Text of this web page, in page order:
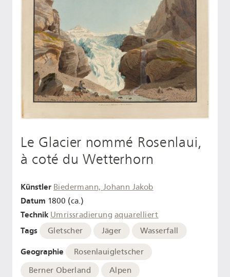
Le Glacier nommé Rosenlaui,
à coté du Wetterhorn
Künstler Biedermann, Johann Jakob
Datum 1800 (ca.)
Technik Umrissradierung aquarelliert
Tags Gletscher Jäger Wasserfall
Geographie
Rosenlauigletscher
Berner Oberland
Alpen